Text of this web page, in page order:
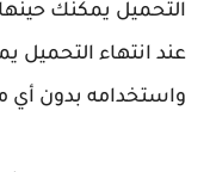
التحميل يمكنك
عند انتهاء التحميل
واستخدامه بدون